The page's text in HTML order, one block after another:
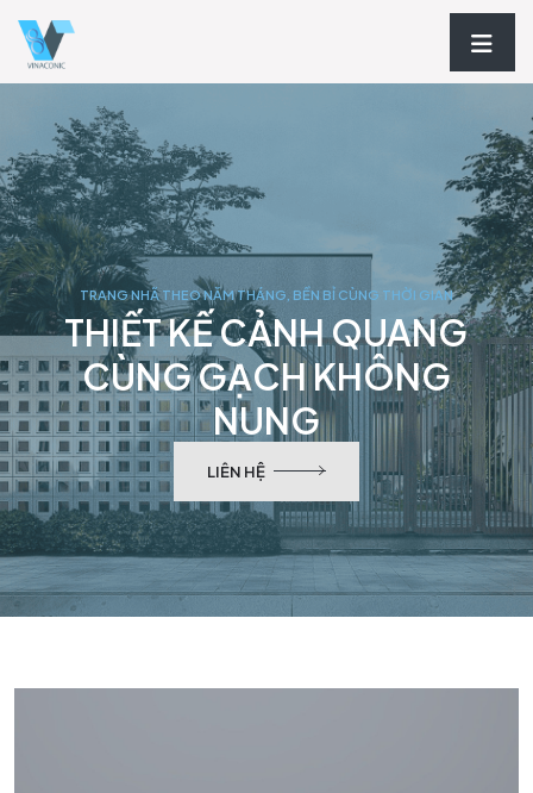
TRANG NHÃ THEO NĂM THÁNG, BỀN BỈ CÙNG THỜI GIAN
THIẾT KẾ CẢNH QUANG
CÙNG GẠCH KHÔNG
NUNG
LIÊN HỆ